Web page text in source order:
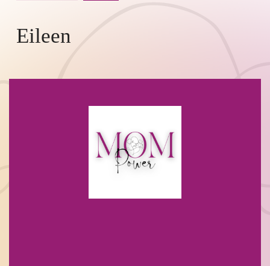
Eileen